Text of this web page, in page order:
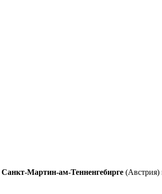
Санкт-Мартин-ам-Тенненгебирге (Австрия)